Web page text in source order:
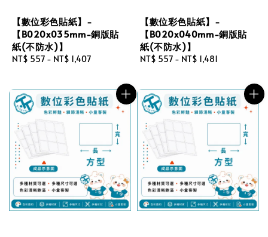
【數位彩色貼紙】-
【B020x035mm-銅版貼
紙(不防水)】
Regular
NT$ 557 - NT$ 1,407
【數位彩色貼紙】-
【B020x040mm-銅版貼
紙(不防水)】
Regular
NT$ 557 - NT$ 1,481